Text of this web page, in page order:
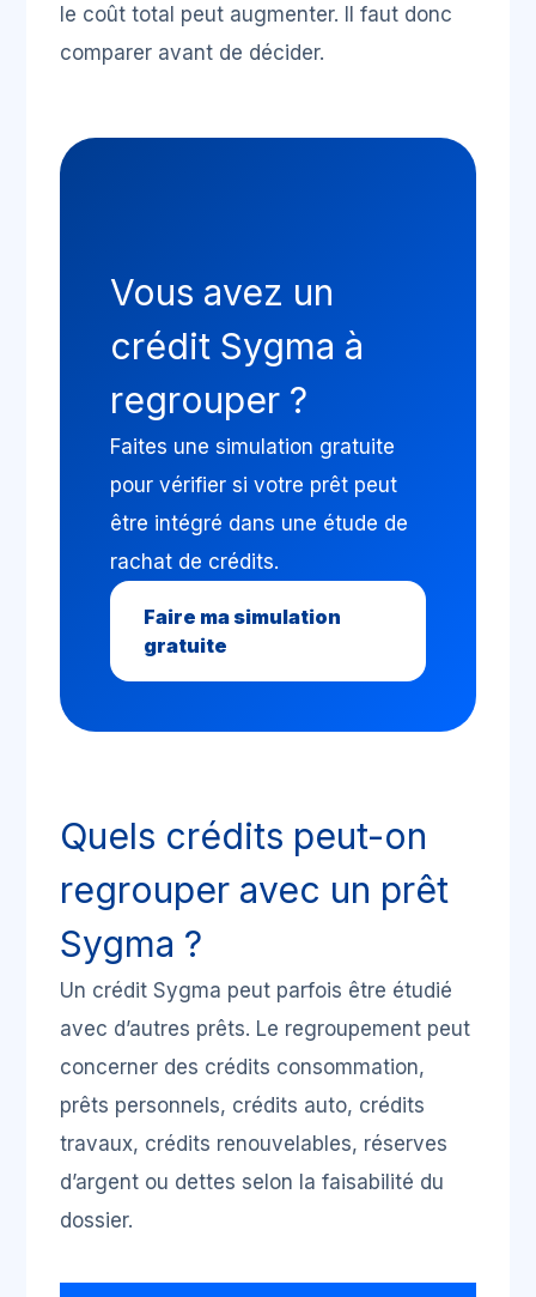
le coût total peut augmenter. Il faut donc
comparer avant de décider.
Vous avez un
crédit Sygma à
regrouper ?
Faites une simulation gratuite
pour vérifier si votre prêt peut
être intégré dans une étude de
rachat de crédits.
Faire ma simulation
gratuite
Quels crédits peut-on
regrouper avec un prêt
Sygma ?
Un crédit Sygma peut parfois être étudié
avec d’autres prêts. Le regroupement peut
concerner des crédits consommation,
prêts personnels, crédits auto, crédits
travaux, crédits renouvelables, réserves
d’argent ou dettes selon la faisabilité du
dossier.